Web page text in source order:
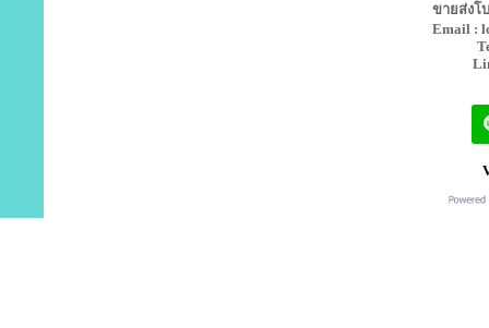
ขายส่งโ
Email :